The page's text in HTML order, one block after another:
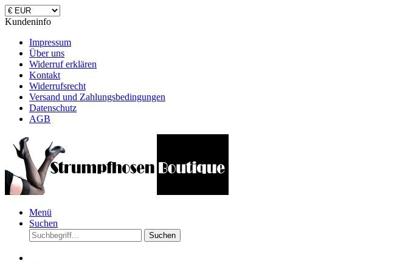
Kundeninfo
Impressum
Über uns
Widerruf erklären
Kontakt
Widerrufsrecht
Versand und Zahlungsbedingungen
Datenschutz
AGB
Menü
Suchen
Suchen